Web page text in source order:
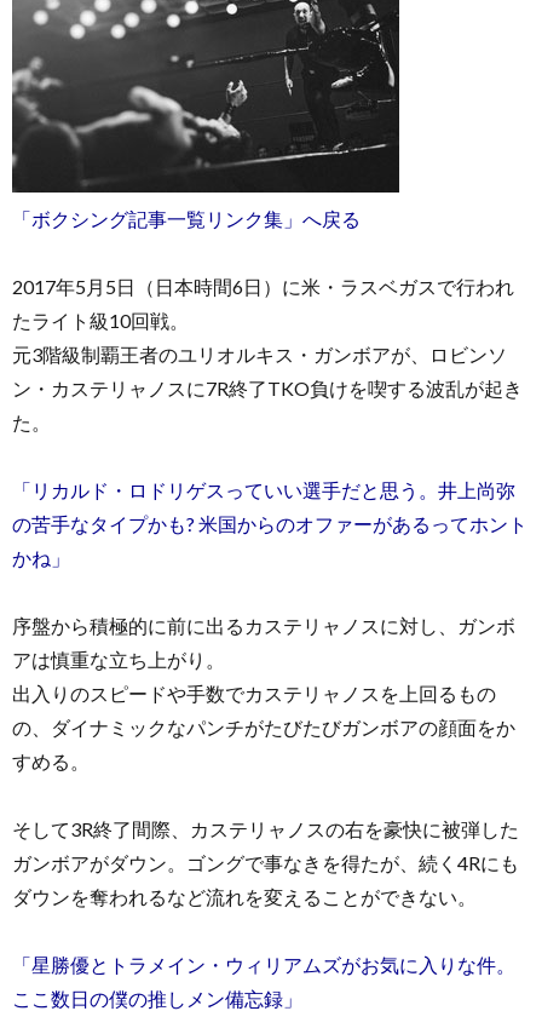
わ
「ボクシング記事一覧リンク集」へ戻る
2017年5月5日（日本時間6日）に米・ラスベガスで行われ
たライト級10回戦。
元3階級制覇王者のユリオルキス・ガンボアが、ロビンソ
ン・カステリャノスに7R終了TKO負けを喫する波乱が起き
た。
「リカルド・ロドリゲスっていい選手だと思う。井上尚弥
の苦手なタイプかも? 米国からのオファーがあるってホント
かね」
序盤から積極的に前に出るカステリャノスに対し、ガンボ
アは慎重な立ち上がり。
出入りのスピードや手数でカステリャノスを上回るもの
の、ダイナミックなパンチがたびたびガンボアの顔面をか
すめる。
そして3R終了間際、カステリャノスの右を豪快に被弾した
ガンボアがダウン。ゴングで事なきを得たが、続く4Rにも
ダウンを奪われるなど流れを変えることができない。
「星勝優とトラメイン・ウィリアムズがお気に入りな件。
ここ数日の僕の推しメン備忘録」